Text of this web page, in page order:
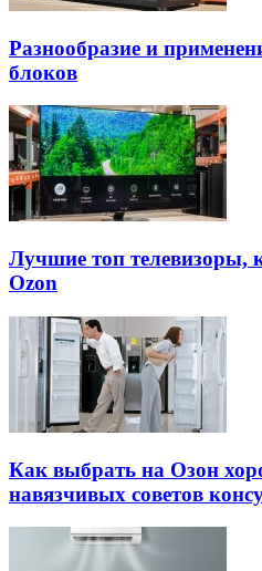
Разнообразие и
блоков
Лучшие топ телевизоры,
Ozon
Как выбрать на Озон
навязчивых советов